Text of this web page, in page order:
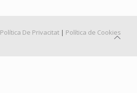
Política De Privacitat | Política de Cookies